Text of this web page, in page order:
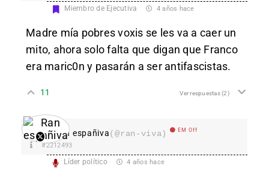
Miembro de Ejecutiva 4 años hace
Madre mía pobres voxis se les va a caer un
mito, ahora solo falta que digan que Franco
era maric0n y pasarán a ser antifascistas.
11 Ver respuestas(2)
Ran españiva(@ran-viva) EM Off
#2212493
Líder político 4 años hace